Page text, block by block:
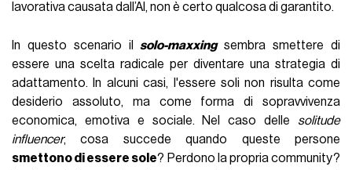
lavorativa causata dall’AI, non è certo qualcosa di garantito.
In questo scenario ilsolo-maxxingsembra smettere di
essere una scelta radicale per diventare una strategia di
adattamento. In alcuni casi, l'essere soli non risulta come
desiderio assoluto, ma come forma di sopravvivenza
economica, emotiva e sociale. Nel caso delle solitude
influencer, cosa succede quando queste persone
smettono di essere sole? Perdono la propria community?